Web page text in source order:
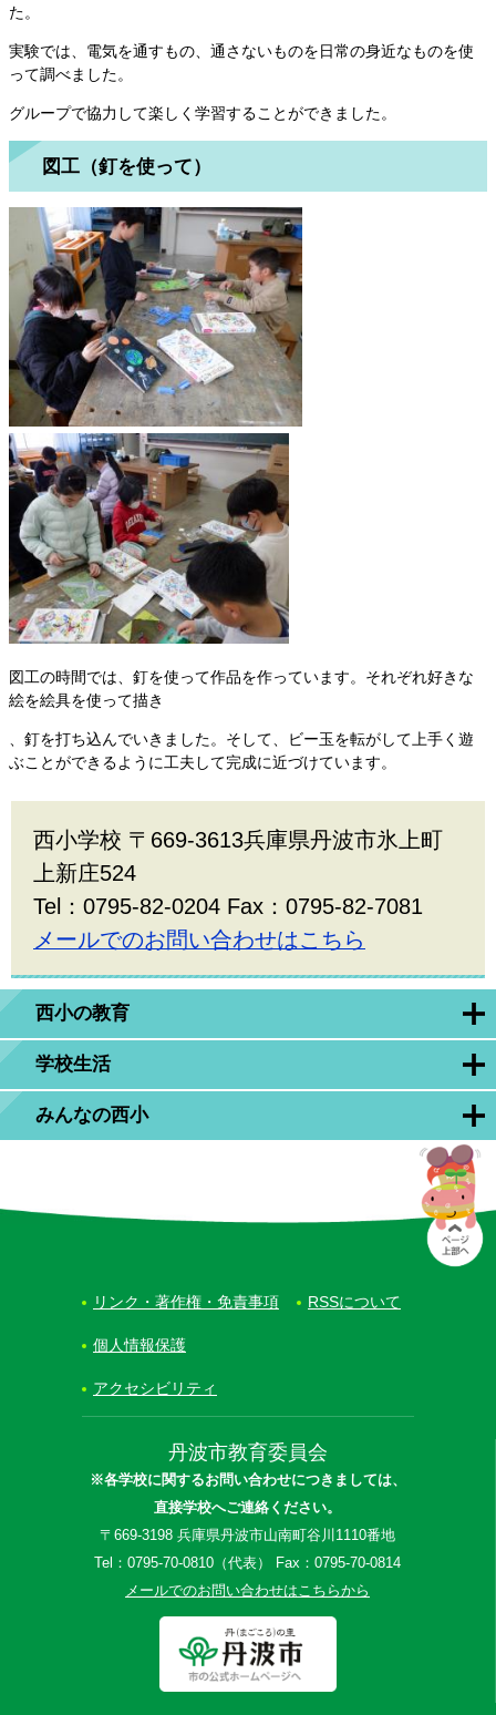
西小の教育
学校生活
みんなの西小
た。
実験では、電気を通すもの、通さないものを日常の身近なものを使
って調べました。
グループで協力して楽しく学習することができました。
図工（釘を使って）
図工の時間では、釘を使って作品を作っています。それぞれ好きな
絵を絵具を使って描き
、釘を打ち込んでいきました。そして、ビー玉を転がして上手く遊
ぶことができるように工夫して完成に近づけています。
西小学校 〒669-3613兵庫県丹波市氷上町
上新庄524
Tel：0795-82-0204 Fax：0795-82-7081
メールでのお問い合わせはこちら
丹波市教育委員会
※各学校に関するお問い合わせにつきましては、
直接学校へご連絡ください。
〒669-3198 兵庫県丹波市山南町谷川1110番地
Tel：0795-70-0810（代表） Fax：0795-70-0814
メールでのお問い合わせはこちらから
リンク・著作権・免責事項 RSSについて
個人情報保護
アクセシビリティ